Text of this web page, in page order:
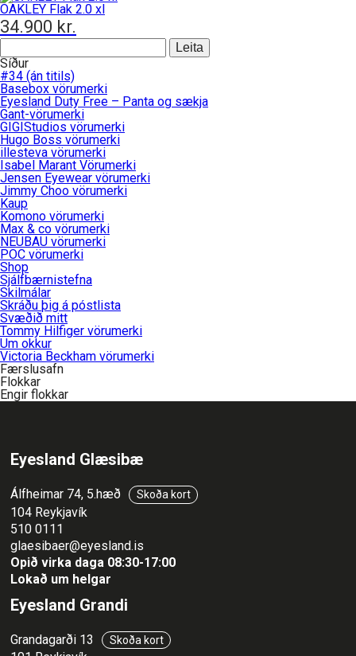
OAKLEY Flak 2.0 xl
34.900 kr.
Leita
að:
Síður
#34 (án titils)
Basebox vörumerki
Eyesland Duty Free – Panta og sækja
Gant-vörumerki
GIGIStudios vörumerki
Hugo Boss vörumerki
illesteva vörumerki
Isabel Marant Vörumerki
Jensen Eyewear vörumerki
Jimmy Choo vörumerki
Kaup
Komono vörumerki
Max & co vörumerki
NEUBAU vörumerki
POC vörumerki
Shop
Sjálfbærnistefna
Skilmálar
Skráðu þig á póstlista
Svæðið mitt
Tommy Hilfiger vörumerki
Um okkur
Victoria Beckham vörumerki
Færslusafn
Flokkar
Engir flokkar
Eyesland Glæsibæ
Álfheimar 74, 5.hæð Skoða kort
104 Reykjavík
510 0111
glaesibaer@eyesland.is
Opið virka daga 08:30-17:00
Lokað um helgar
Eyesland Grandi
Grandagarði 13 Skoða kort